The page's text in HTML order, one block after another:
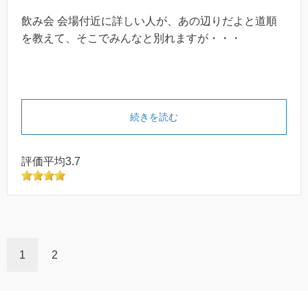
飲み会 会場付近に詳しい人が、あの辺りだよと道順
を教えて、そこでみんなと別れますが・・・
続きを読む
評価平均3.7
1 2